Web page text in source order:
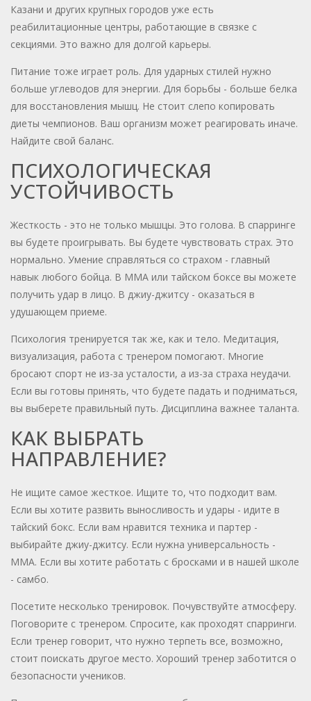
Казани и других крупных городов уже есть
реабилитационные центры, работающие в связке с
секциями. Это важно для долгой карьеры.
Питание тоже играет роль. Для ударных стилей нужно
больше углеводов для энергии. Для борьбы - больше белка
для восстановления мышц. Не стоит слепо копировать
диеты чемпионов. Ваш организм может реагировать иначе.
Найдите свой баланс.
ПСИХОЛОГИЧЕСКАЯ
УСТОЙЧИВОСТЬ
Жесткость - это не только мышцы. Это голова. В спарринге
вы будете проигрывать. Вы будете чувствовать страх. Это
нормально. Умение справляться со страхом - главный
навык любого бойца. В ММА или тайском боксе вы можете
получить удар в лицо. В джиу-джитсу - оказаться в
удушающем приеме.
Психология тренируется так же, как и тело. Медитация,
визуализация, работа с тренером помогают. Многие
бросают спорт не из-за усталости, а из-за страха неудачи.
Если вы готовы принять, что будете падать и подниматься,
вы выберете правильный путь. Дисциплина важнее таланта.
КАК ВЫБРАТЬ
НАПРАВЛЕНИЕ?
Не ищите самое жесткое. Ищите то, что подходит вам.
Если вы хотите развить выносливость и удары - идите в
тайский бокс. Если вам нравится техника и партер -
выбирайте джиу-джитсу. Если нужна универсальность -
ММА. Если вы хотите работать с бросками и в нашей школе
- самбо.
Посетите несколько тренировок. Почувствуйте атмосферу.
Поговорите с тренером. Спросите, как проходят спарринги.
Если тренер говорит, что нужно терпеть все, возможно,
стоит поискать другое место. Хороший тренер заботится о
безопасности учеников.